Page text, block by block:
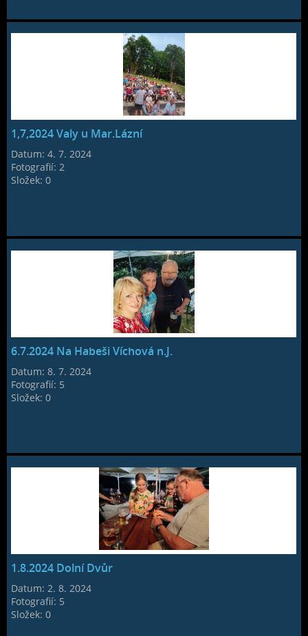
1,7,2024 Valy u Mar.Lázní
Datum:4. 7. 2024
Fotografií:2
Složek:0
6.7.2024 Na Habeši Víchová n.J.
Datum:8. 7. 2024
Fotografií: 5
Složek:0
1.8.2024 Dolní Dvůr
Datum:2. 8. 2024
Fotografií: 5
Složek:0